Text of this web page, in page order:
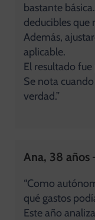
bastante
deducibles que
Además,
aplicable.
El resultado
Se nota
verdad.”
Ana, 38
“Como
qué gastos
Este año